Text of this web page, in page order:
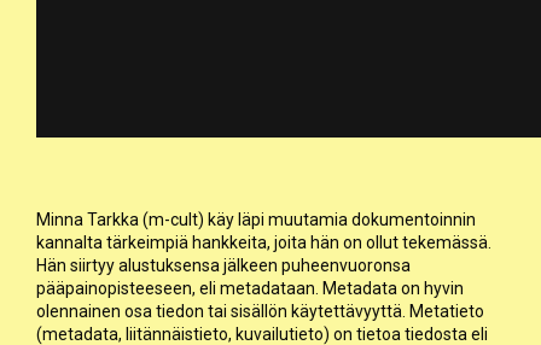
Minna Tarkka (m-cult) käy läpi muutamia dokumentoinnin
kannalta tärkeimpiä hankkeita, joita hän on ollut tekemässä.
Hän siirtyy alustuksensa jälkeen puheenvuoronsa
pääpainopisteeseen, eli metadataan. Metadata on hyvin
olennainen osa tiedon tai sisällön käytettävyyttä. Metatieto
(metadata, liitännäistieto, kuvailutieto) on tietoa tiedosta eli